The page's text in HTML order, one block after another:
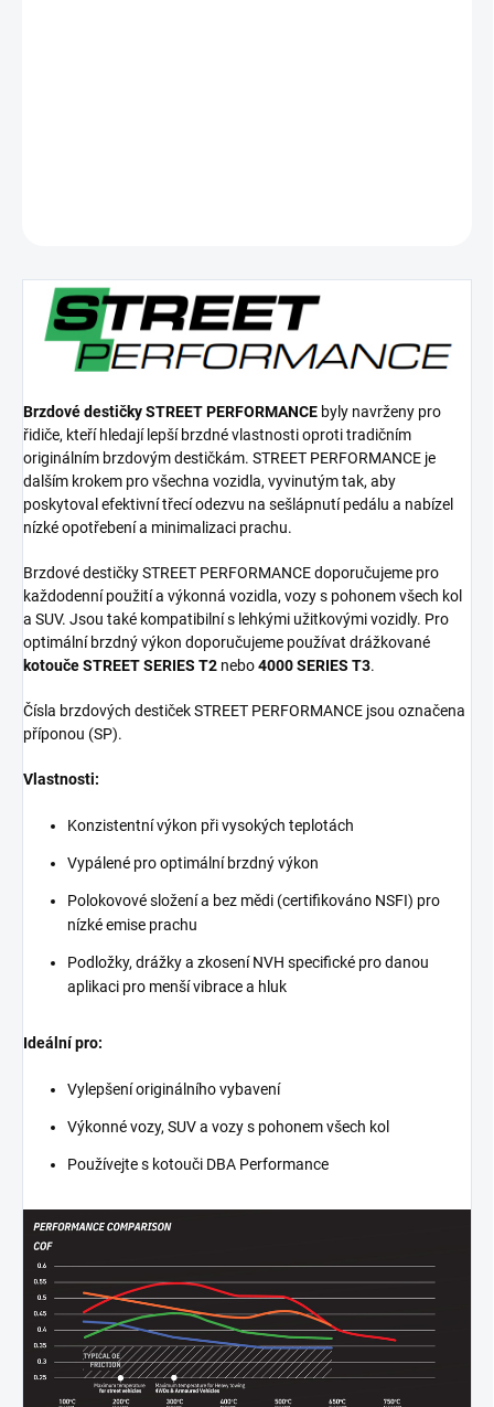
Brzdové destičky STREET PERFORMANCE byly navrženy pro
řidiče, kteří hledají lepší brzdné vlastnosti oproti tradičním
originálním brzdovým destičkám. STREET PERFORMANCE je
dalším krokem pro všechna vozidla, vyvinutým tak, aby
poskytoval efektivní třecí odezvu na sešlápnutí pedálu a nabízel
nízké opotřebení a minimalizaci prachu.
Brzdové destičky STREET PERFORMANCE doporučujeme pro
každodenní použití a výkonná vozidla, vozy s pohonem všech kol
a SUV. Jsou také kompatibilní s lehkými užitkovými vozidly. Pro
optimální brzdný výkon doporučujeme používat drážkované
kotouče STREET SERIES T2 nebo4000 SERIES T3.
Čísla brzdových destiček STREET PERFORMANCE jsou označena
příponou (SP).
Vlastnosti:
Konzistentní výkon při vysokých teplotách
Vypálené pro optimální brzdný výkon
Polokovové složení a bez mědi (certifikováno NSFI) pro
nízké emise prachu
Podložky, drážky a zkosení NVH specifické pro danou
aplikaci pro menší vibrace a hluk
Ideální pro:
Vylepšení originálního vybavení
Výkonné vozy, SUV a vozy s pohonem všech kol
Používejte s kotouči DBA Performance